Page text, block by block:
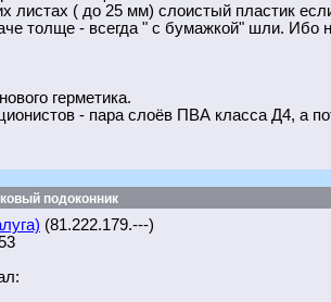
листах ( до 25 мм) слоистый пластик
толще - всегда " с бумажкой" шли. Ибо
герметика.
- пара слоёв ПВА класса Д4, а
подоконник
(81.222.179.---)